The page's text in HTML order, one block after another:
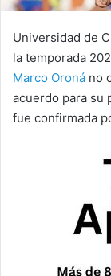
Universidad de
la temporada
Marco Oroná no
acuerdo para su
fue confirmada